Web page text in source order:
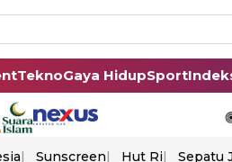
TeknoGaya HidupSport
Sunscreen Hut Ri Sepatu